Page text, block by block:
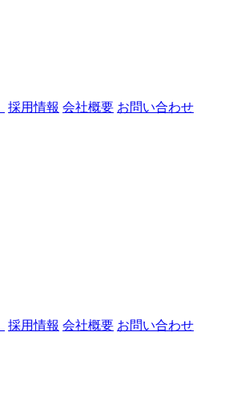
採用情報 会社概要 お問い合わせ
採用情報 会社概要 お問い合わせ